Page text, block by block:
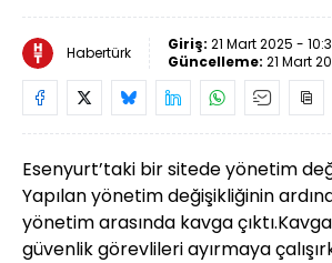
Habertürk Giriş: 21 Mart 2025 -
Güncelleme: 21 Mart
Esenyurt’taki bir sitede yönetim
Yapılan yönetim değişikliğinin
yönetim arasında kavga
güvenlik görevlileri ayırmaya